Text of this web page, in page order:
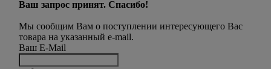
Ваш запрос принят. Спасибо!
Мы сообщим Вам о поступлении интересующего Вас
товара на указанный e-mail.
Ваш E-Mail